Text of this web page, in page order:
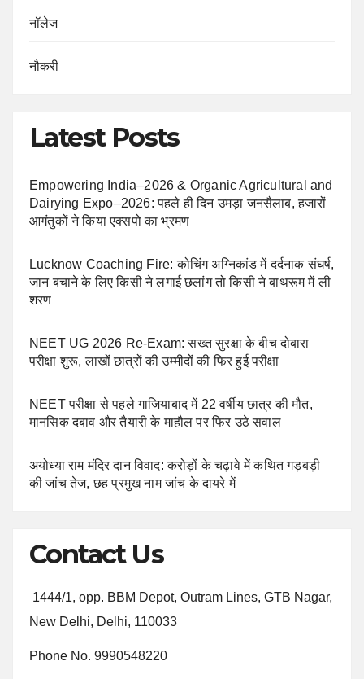
नॉलेज
नौकरी
Latest Posts
Empowering India–2026 & Organic Agricultural and
Dairying Expo–2026: पहले ही दिन उमड़ा जनसैलाब, हजारों
आगंतुकों ने किया एक्सपो का भ्रमण
Lucknow Coaching Fire: कोचिंग अग्निकांड में दर्दनाक संघर्ष,
जान बचाने के लिए किसी ने लगाई छलांग तो किसी ने बाथरूम में ली
शरण
NEET UG 2026 Re-Exam: सख्त सुरक्षा के बीच दोबारा
परीक्षा शुरू, लाखों छात्रों की उम्मीदों की फिर हुई परीक्षा
NEET परीक्षा से पहले गाजियाबाद में 22 वर्षीय छात्र की मौत,
मानसिक दबाव और तैयारी के माहौल पर फिर उठे सवाल
अयोध्या राम मंदिर दान विवाद: करोड़ों के चढ़ावे में कथित गड़बड़ी
की जांच तेज, छह प्रमुख नाम जांच के दायरे में
Contact Us
1444/1, opp. BBM Depot, Outram Lines, GTB Nagar,
New Delhi, Delhi, 110033
Phone No. 9990548220